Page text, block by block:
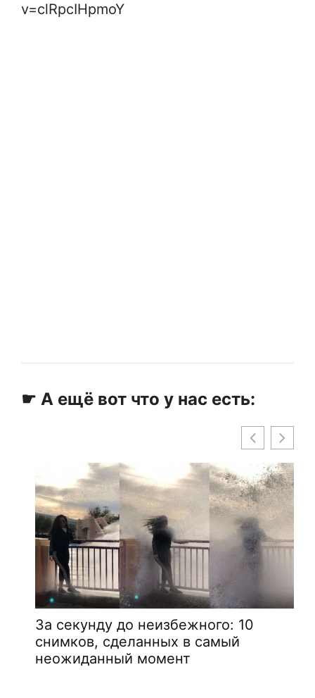
v=clRpcIHpmoY
☛ А ещё вот что у нас есть:
Инциденты в аэропорту,
вероятность увидеть которые и
снять на камеру 1 на 1 000 000